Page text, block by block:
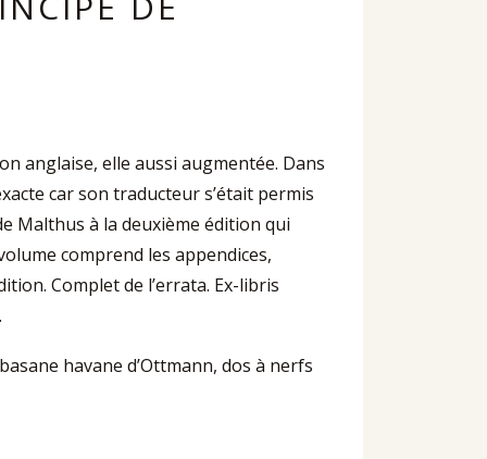
anglaise, elle aussi augmentée. Dans
car son traducteur s’était permis
Malthus à la deuxième édition qui
comprend les appendices,
Complet de l’errata. Ex-libris
havane d’Ottmann, dos à nerfs